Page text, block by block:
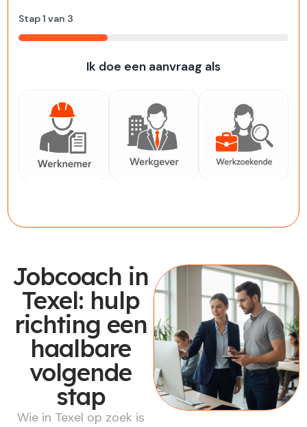
Stap1 van 3
33%
Ik doe een aanvraag als
Jobcoach in
Texel: hulp
richting een
haalbare
volgende
stap
Wie in Texel op zoek is